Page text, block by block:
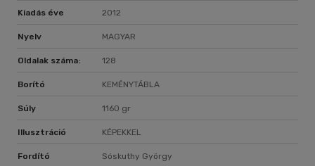
Kiadás éve 2012
Nyelv MAGYAR
Oldalak száma: 128
Borító KEMÉNYTÁBLA
Súly 1160 gr
Illusztráció KÉPEKKEL
Fordító Sóskuthy György